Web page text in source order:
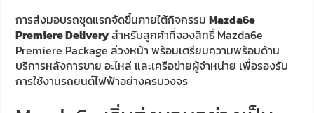
การส่งมอบรถชุดแรกจัดขึ้นภายใต้กิจกรรมMazda6e
Premiere Deliveryสำหรับลูกค้าที่จองสิทธิ์ Mazda6e
Premiere Package ล่วงหน้า พร้อมเตรียมความพร้อมด้าน
บริการหลังการขาย อะไหล่ และเครือข่ายผู้จำหน่าย เพื่อรองรับ
การใช้งานรถยนต์ไฟฟ้าอย่างครบวงจร